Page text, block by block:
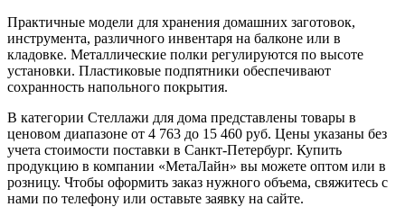
Практичные модели для хранения домашних заготовок,
инструмента, различного инвентаря на балконе или в
кладовке. Металлические полки регулируются по высоте
установки. Пластиковые подпятники обеспечивают
сохранность напольного покрытия.
В категории Стеллажи для дома представлены товары в
ценовом диапазоне от 4 763 до 15 460 руб. Цены указаны без
учета стоимости поставки в Санкт-Петербург. Купить
продукцию в компании «МетаЛайн» вы можете оптом или в
розницу. Чтобы оформить заказ нужного объема, свяжитесь с
нами по телефону или оставьте заявку на сайте.